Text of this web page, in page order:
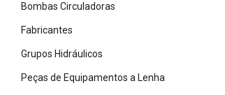
Bombas Circuladoras
Fabricantes
Grupos Hidráulicos
Peças de Equipamentos a Lenha